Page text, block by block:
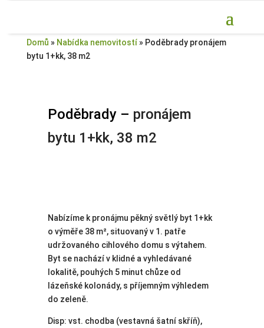
Domů » Nabídka nemovitostí» Poděbrady pronájem
bytu 1+kk, 38 m2
Poděbrady – pronájem
bytu 1+kk, 38 m2
Nabízíme k pronájmu pěkný světlý byt 1+kk
o výměře 38 m², situovaný v 1. patře
udržovaného cihlového domu s výtahem.
Byt se nachází v klidné a vyhledávané
lokalitě, pouhých 5 minut chůze od
lázeňské kolonády, s příjemným výhledem
do zeleně.
Disp: vst. chodba (vestavná šatní skříň),